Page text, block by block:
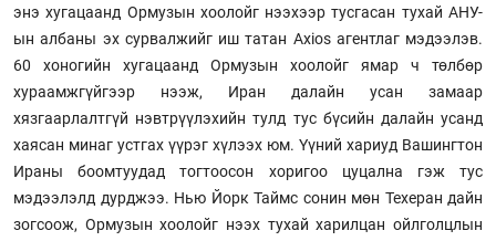
энэ хугацаанд Ормузын хоолойг нээхээр тусгасан тухай АНУ-
ын албаны эх сурвалжийг иш татан Axios агентлаг мэдээлэв.
60 хоногийн хугацаанд Ормузын хоолойг ямар ч төлбөр
хураамжгүйгээр нээж, Иран далайн усан замаар
хязгаарлалтгүй нэвтрүүлэхийн тулд тус бүсийн далайн усанд
хаясан минаг устгах үүрэг хүлээх юм. Үүний хариуд Вашингтон
Ираны боомтуудад тогтоосон хоригоо цуцална гэж тус
мэдээлэлд дурджээ. Нью Йорк Таймс сонин мөн Техеран дайн
зогсоож, Ормузын хоолойг нээх тухай харилцан ойлголцлын